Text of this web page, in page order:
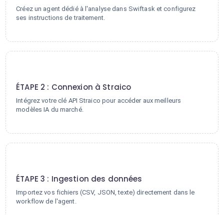
Créez un agent dédié à l'analyse dans Swiftask et configurez
ses instructions de traitement.
ÉTAPE 2 : Connexion à Straico
Intégrez votre clé API Straico pour accéder aux meilleurs
modèles IA du marché.
ÉTAPE 3 : Ingestion des données
Importez vos fichiers (CSV, JSON, texte) directement dans le
workflow de l'agent.